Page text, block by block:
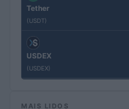
Tether
(USDT)
USDEX
(USDEX)
MAIS LIDOS